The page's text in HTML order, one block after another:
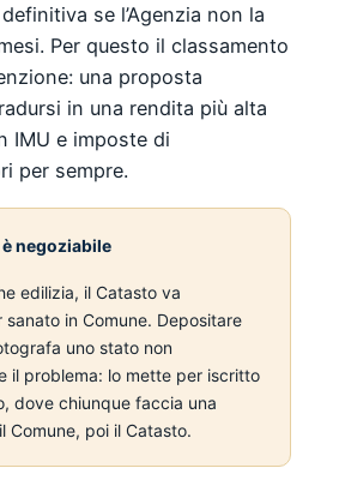
se l’Agenzia non la
Per questo il classamento
una proposta
in una rendita più alta
IMU e imposte di
per sempre.
è negoziabile
edilizia, il Catasto va
sanato in Comune. Depositare
uno stato non
il problema: lo mette per iscritto
dove chiunque faccia una
Comune, poi il Catasto.